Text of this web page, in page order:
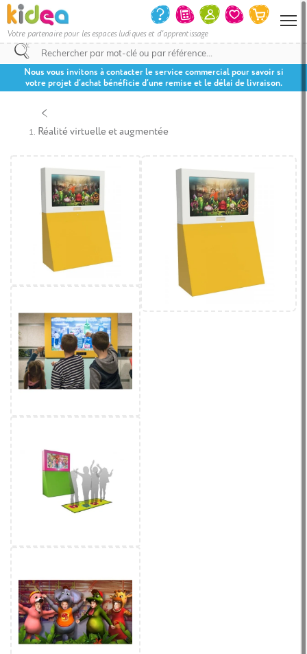
Votre partenaire pour les espaces ludiques et d'apprentissage
Nous vous invitons à contacter le service commercial pour savoir si
votre projet d’achat bénéficie d’une remise et le délai de livraison.
Réalité virtuelle et augmentée